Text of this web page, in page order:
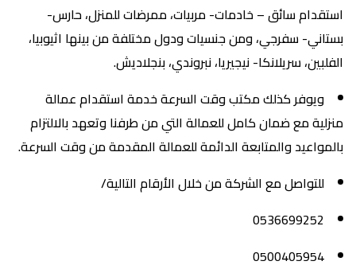
استقدام سائق – خادمات- مربيات، ممرضات للمنزل، حارس-
بستاني- سفرجي، ومن جنسيات ودول مختلفة من بينها اثيوبيا،
الفلبين، سريلانكا- نيجيريا، نبروندي، بنجلاديش.
ويوفر كذلك مكتب وقت السرعة خدمة استقدام عمالة
منزلية مع ضمان كامل للعمالة التي من طرفنا وتعهد بالالتزام
بالمواعيد والمتابعة الدائمة للعمالة المقدمة من وقت السرعة.
للتواصل مع الشركة من خلال الأرقام التالية/
0536699252
0500405954